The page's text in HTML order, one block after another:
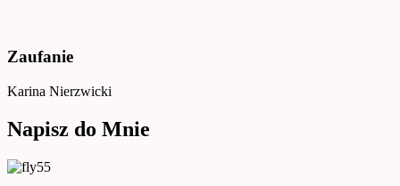
Zaufanie
Karina Nierzwicki
Napisz do Mnie